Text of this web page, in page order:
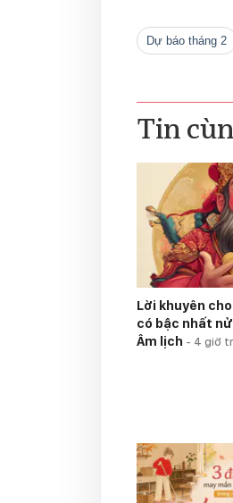
dự báo tháng 2
Tin
Lời khuyên
có bậc nhất
Âm lịch - 4 giờ